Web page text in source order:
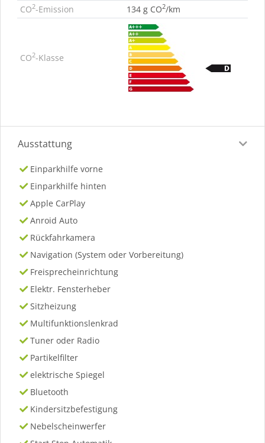
CO2-Emission 134 g CO2/km
CO2-Klasse
Ausstattung
Einparkhilfe vorne
Einparkhilfe hinten
Apple CarPlay
Anroid Auto
Rückfahrkamera
Navigation (System oder Vorbereitung)
Freisprecheinrichtung
Elektr. Fensterheber
Sitzheizung
Multifunktionslenkrad
Tuner oder Radio
Partikelfilter
elektrische Spiegel
Bluetooth
Kindersitzbefestigung
Nebelscheinwerfer